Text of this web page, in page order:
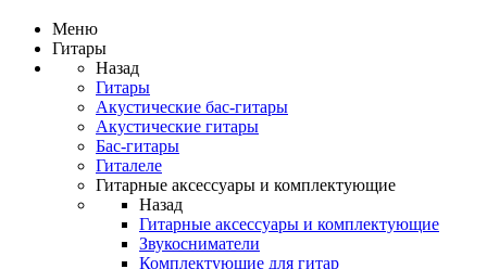
Меню
Гитары
Назад
Гитары
Акустические бас-гитары
Акустические гитары
Бас-гитары
Гиталеле
Гитарные аксессуары и комплектующие
Назад
Гитарные аксессуары и комплектующие
Звукосниматели
Комплектующие для гитар